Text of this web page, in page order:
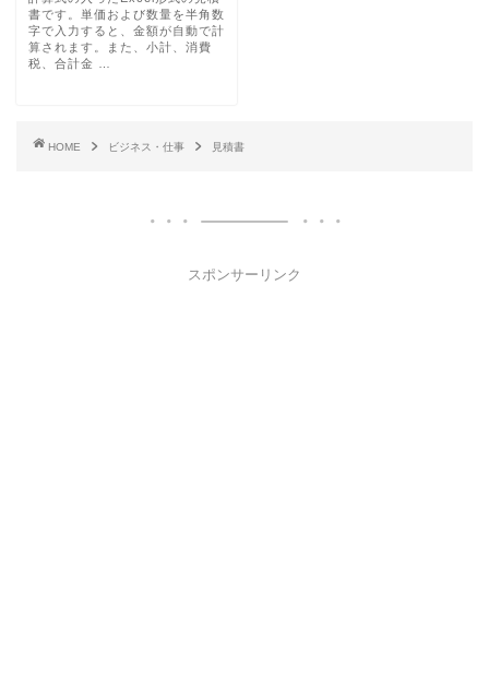
書です。単価および数量を半角数
字で入力すると、金額が自動で計
算されます。また、小計、消費
税、合計金 …
HOME ビジネス・仕事 見積書
スポンサーリンク